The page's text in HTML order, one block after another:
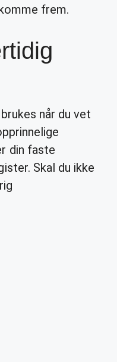
frem.
når du vet
din faste
Skal du ikke